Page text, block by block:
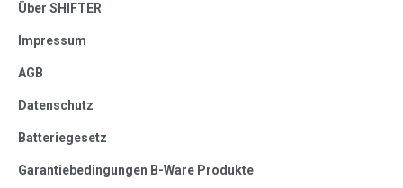
Über SHIFTER
Impressum
AGB
Datenschutz
Batteriegesetz
Garantiebedingungen B-Ware Produkte